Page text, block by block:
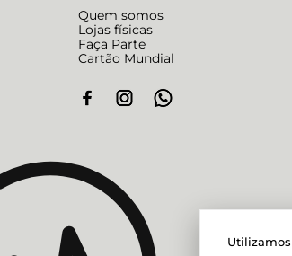
Quem somos
Lojas físicas
Faça Parte
Cartão Mundial